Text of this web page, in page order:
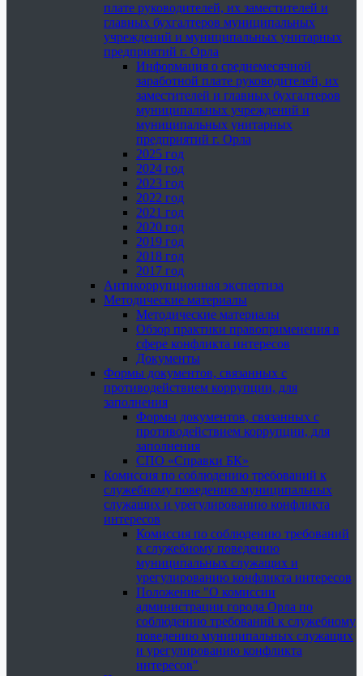
плате руководителей, их заместителей и
главных бухгалтеров муниципальных
учреждений и муниципальных унитарных
предприятий г. Орла
Информация о среднемесячной
заработной плате руководителей, их
заместителей и главных бухгалтеров
муниципальных учреждений и
муниципальных унитарных
предприятий г. Орла
2025 год
2024 год
2023 год
2022 год
2021 год
2020 год
2019 год
2018 год
2017 год
Антикоррупционная экспертиза
Методические материалы
Методические материалы
Обзор практики правоприменения в
сфере конфликта интересов
Документы
Формы документов, связанных с
противодействием коррупции, для
заполнения
Формы документов, связанных с
противодействием коррупции, для
заполнения
СПО «Справки БК»
Комиссия по соблюдению требований к
служебному поведению муниципальных
служащих и урегулированию конфликта
интересов
Комиссия по соблюдению требований
к служебному поведению
муниципальных служащих и
урегулированию конфликта интересов
Положение "О комиссии
администрации города Орла по
соблюдению требований к служебному
поведению муниципальных служащих
и урегулированию конфликта
интересов"